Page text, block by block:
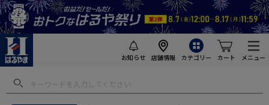
お知らせ 店舗情報 カテゴリー カート メニュー
フトにおすすめ #セットアップ スーツ